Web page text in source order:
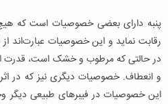
پنبه دارای بعضی خصوصیات است که
رقابت نماید و این خصوصیات عبارت‌اند
در حالتی که مرطوب و خشک است، قدرت
و انعطاف. خصوصیات دیگری نیز که در
این خصوصیات در فیبرهای طبیعی دیگر